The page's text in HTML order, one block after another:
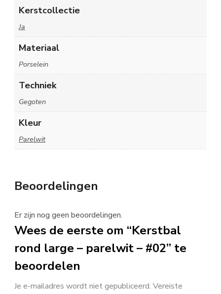
Kerstcollectie
Ja
Materiaal
Porselein
Techniek
Gegoten
Kleur
Parelwit
Beoordelingen
Er zijn nog geen beoordelingen.
Wees de eerste om “Kerstbal
rond large – parelwit – #02” te
beoordelen
Je e-mailadres wordt niet gepubliceerd. Vereiste